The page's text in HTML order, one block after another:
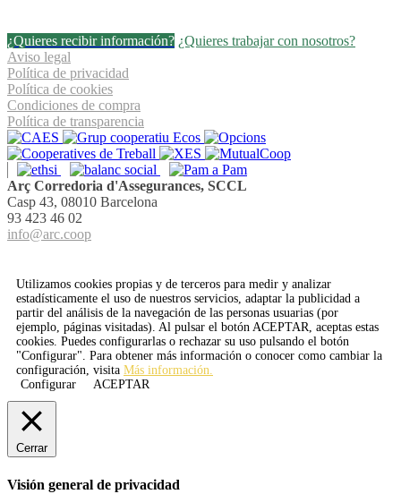
¿Quieres recibir información? ¿Quieres trabajar con nosotros?
Aviso legal
Política de privacidad
Política de cookies
Condiciones de compra
Política de transparencia
Arç Corredoria d'Assegurances, SCCL
Casp 43, 08010 Barcelona
93 423 46 02
info@arc.coop
Utilizamos cookies propias y de terceros para medir y analizar
estadísticamente el uso de nuestros servicios, adaptar la publicidad a
partir del análisis de la navegación de las personas usuarias (por
ejemplo, páginas visitadas). Al pulsar el botón ACEPTAR, aceptas estas
cookies. Puedes configurarlas o rechazar su uso pulsando el botón
"Configurar". Para obtener más información o conocer como cambiar la
configuración, visita Más información.
Configurar
ACEPTAR
Cerrar
Visión general de privacidad